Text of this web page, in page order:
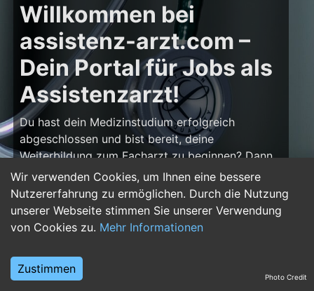
Wir verwenden Cookies, um Ihnen eine bessere
Nutzererfahrung zu ermöglichen. Durch die Nutzung
unserer Webseite stimmen Sie unserer Verwendung
von Cookies zu. Mehr Informationen
Zustimmen
Willkommen bei
assistenz-arzt.com –
Dein Portal für Jobs als
Assistenzarzt!
Du hast dein Medizinstudium erfolgreich
abgeschlossen und bist bereit, deine
Weiterbildung zum Facharzt zu beginnen? Dann
bist du aufassistenz-arzt.comgenau richtig!
Hier findest du zahlreiche Stellenangebote für
Assistenzärzte in allen Fachrichtungen – von der
Inneren Medizin über die Chirurgie bis hin zur
deine Karriere im Arztberuf und finde die
passende Klinik oder Praxis für deinen nächstenPhoto Credit